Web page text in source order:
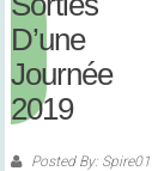
D’une
Journée
2019
Posted By: Spire01